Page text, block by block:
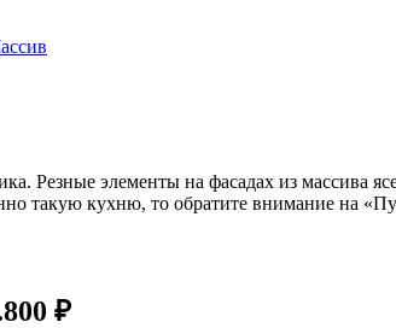
Резные элементы на фасадах из массива
такую кухню, то обратите внимание на
₽